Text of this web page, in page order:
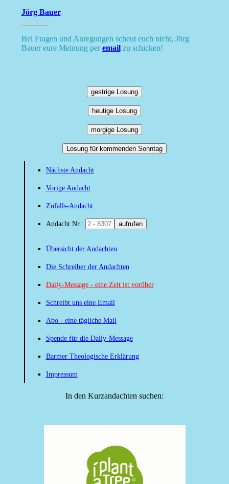
Jörg Bauer
Bei Fragen und Anregungen scheut euch nicht, Jörg
Bauer eure Meinung peremailzu schicken!
gestrige Losung
heutige Losung
morgige Losung
Losung für kommenden Sonntag
Nächste Andacht
Vorige Andacht
Zufalls-Andacht
Andacht Nr.: aufrufen
Übersicht der Andachten
Die Schreiber der Andachten
Daily-Message - eine Zeit ist vorüber
Schreibt uns eine Email
Abo - eine tägliche Mail
Spende für die Daily-Message
Barmer Theologische Erklärung
Impressum
In den Kurzandachten suchen: